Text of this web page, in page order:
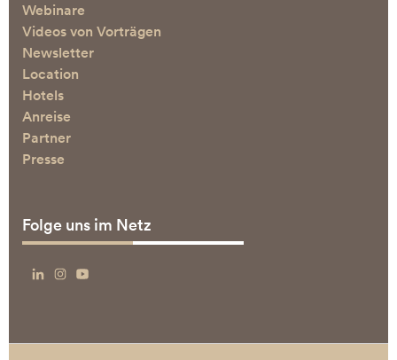
Webinare
Videos von Vorträgen
Newsletter
Location
Hotels
Anreise
Partner
Presse
Folge uns im Netz